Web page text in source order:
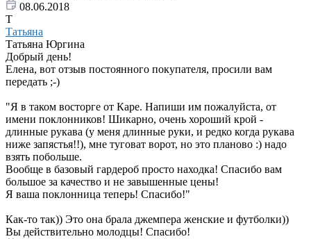
08.06.2018
Т
Татьяна
Татьяна Юргина
Добрый день!
Елена, вот отзыв постоянного покупателя, просили вам
передать ;-)
"Я в таком восторге от Каре. Напиши им пожалуйста, от
имени поклонников! Шикарно, очень хороший крой -
длинные рукава (у меня длинные руки, и редко когда рукава
ниже запястья!!), мне туговат ворот, но это планово :) надо
взять побольше.
Вообще в базовый гардероб просто находка! Спасибо вам
большое за качество и не завышенные цены!
Я ваша поклонница теперь! Спасибо!"
Как-то так)) Это она брала джемпера женские и футболки))
Вы действительно молодцы! Спасибо!